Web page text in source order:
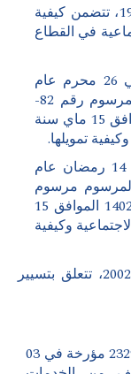
تعليمة رقم 17 مؤرخة في 31 ماي 1983، تتضمن كيفية
في القطاع
مرسوم تنفيذي رقم 94-186 مؤرخ في 26 محرم عام
1415 الموافق 6 جويلية 1994، يتمم المرسوم رقم 82-
179 مؤرخ في 21 رجب عام 1402 الموافق 15 ماي سنة
مرسوم تنفيذي رقم 96-74 مؤرخ في 14 رمضان عام
1996، يتمم المرسوم مرسوم
رقم 82-179 مؤرخ في 21 رجب عام 1402 الموافق 15
الاجتماعية وكيفية
تعليمة رقم 02 مؤرخة في 24 افريل 2002، تتعلق بتسيير
مراسلة المديرية العامة للميزانية رقم 2329 مؤرخة في 03